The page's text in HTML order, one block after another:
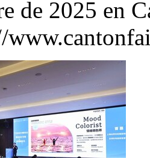
de 2025 en